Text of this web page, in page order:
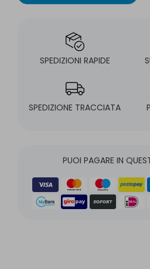
SPEDIZIONI RAPIDE
SPEDIZIONE TRACCIATA
PUOI PAGARE IN